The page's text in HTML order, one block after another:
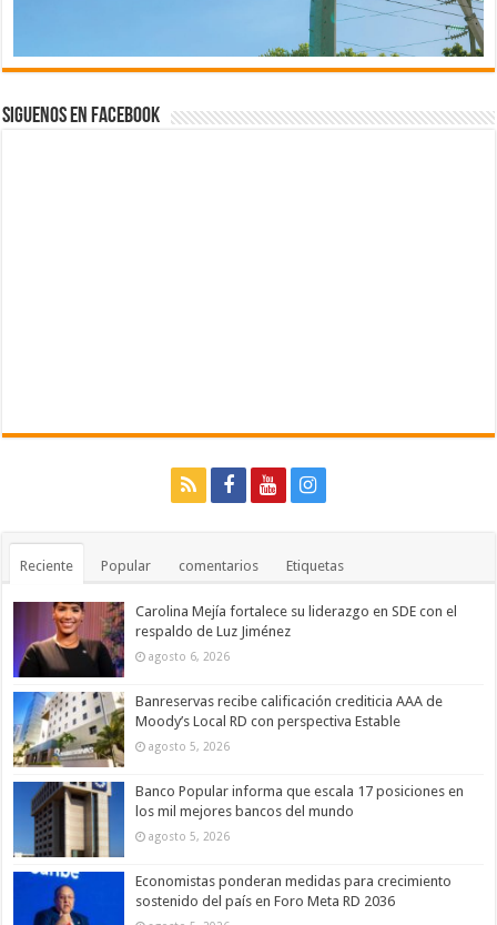
Siguenos en Facebook
Reciente Popular comentarios Etiquetas
Carolina Mejía fortalece su liderazgo en SDE con el
respaldo de Luz Jiménez
agosto 6, 2026
Banreservas recibe calificación crediticia AAA de
Moody’s Local RD con perspectiva Estable
agosto 5, 2026
Banco Popular informa que escala 17 posiciones en
los mil mejores bancos del mundo
agosto 5, 2026
Economistas ponderan medidas para crecimiento
sostenido del país en Foro Meta RD 2036